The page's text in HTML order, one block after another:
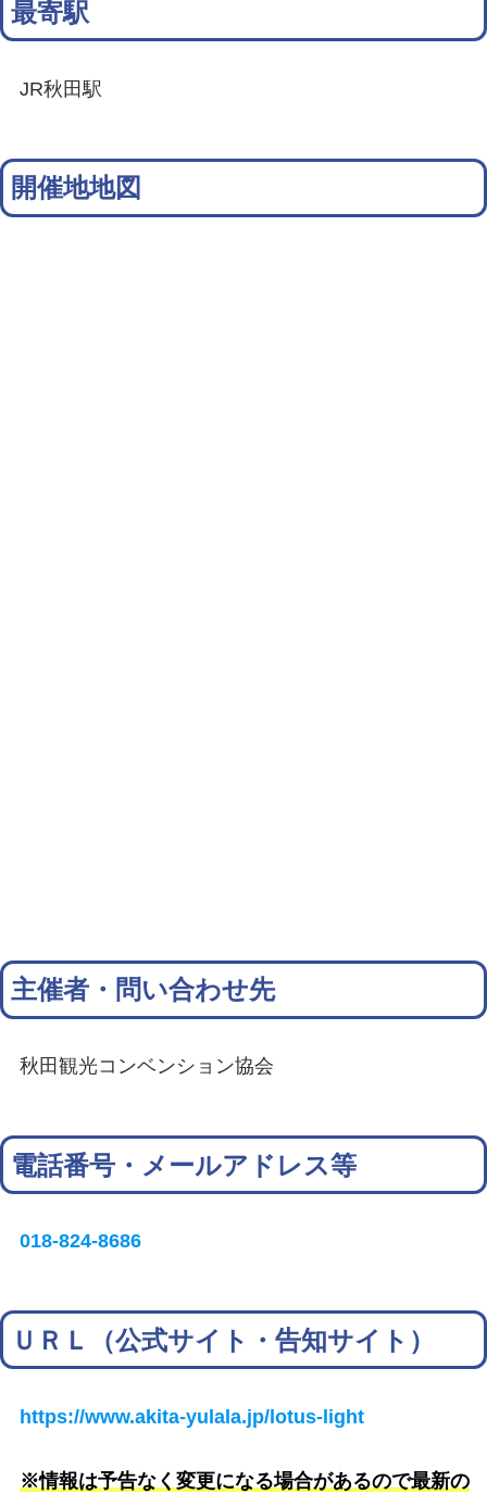
最寄駅
JR秋田駅
開催地地図
主催者・問い合わせ先
秋田観光コンベンション協会
電話番号・メールアドレス等
018-824-8686
ＵＲＬ（公式サイト・告知サイト）
https://www.akita-yulala.jp/lotus-light
※情報は予告なく変更になる場合があるので最新の